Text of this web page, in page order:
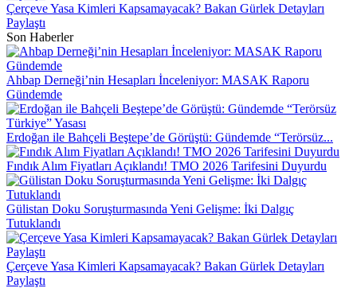
Çerçeve Yasa Kimleri Kapsamayacak? Bakan Gürlek Detayları
Paylaştı
Son Haberler
Ahbap Derneği’nin Hesapları İnceleniyor: MASAK Raporu
Gündemde
Erdoğan ile Bahçeli Beştepe’de Görüştü: Gündemde “Terörsüz...
Fındık Alım Fiyatları Açıklandı! TMO 2026 Tarifesini Duyurdu
Gülistan Doku Soruşturmasında Yeni Gelişme: İki Dalgıç
Tutuklandı
Çerçeve Yasa Kimleri Kapsamayacak? Bakan Gürlek Detayları
Paylaştı